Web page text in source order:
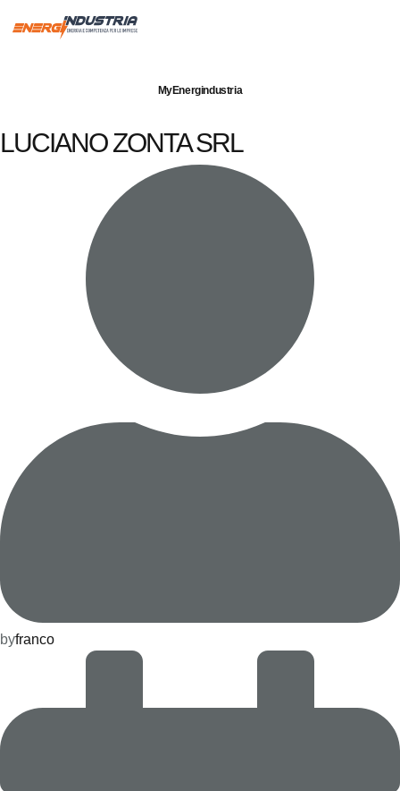
MyEnergindustria
LUCIANO ZONTA SRL
byfranco